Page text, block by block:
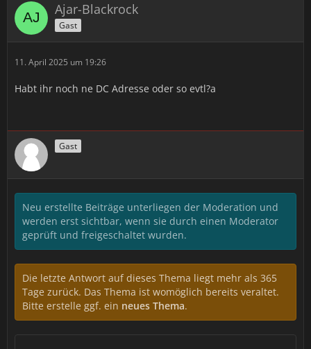
Ajar-Blackrock
Gast
11. April 2025 um 19:26
Habt ihr noch ne DC Adresse oder so evtl?a
Gast
Neu erstellte Beiträge unterliegen der Moderation und
werden erst sichtbar, wenn sie durch einen Moderator
geprüft und freigeschaltet wurden.
Die letzte Antwort auf dieses Thema liegt mehr als 365
Tage zurück. Das Thema ist womöglich bereits veraltet.
Bitte erstelle ggf. ein neues Thema.